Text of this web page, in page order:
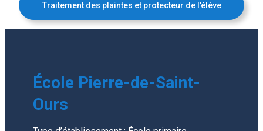
Traitement des plaintes et protecteur de l’élève
École Pierre-de-Saint-
Ours